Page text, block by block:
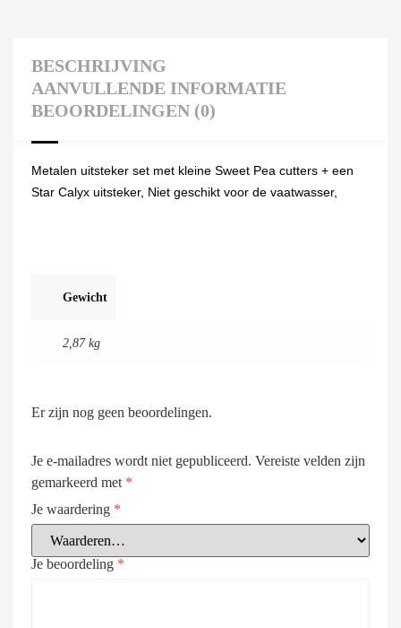
BESCHRIJVING
AANVULLENDE INFORMATIE
BEOORDELINGEN (0)
Metalen uitsteker set met kleine Sweet Pea cutters + een
Star Calyx uitsteker, Niet geschikt voor de vaatwasser,
Gewicht
2,87 kg
Er zijn nog geen beoordelingen.
Je e-mailadres wordt niet gepubliceerd. Vereiste velden zijn
gemarkeerd met *
Je waardering *
Je beoordeling *